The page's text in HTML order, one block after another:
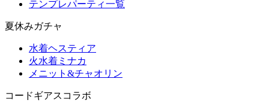
テンプレパーティ一覧
夏休みガチャ
水着ヘスティア
火水着ミナカ
メニット&チャオリン
コードギアスコラボ